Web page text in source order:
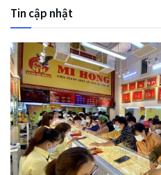
Tin cập nhật